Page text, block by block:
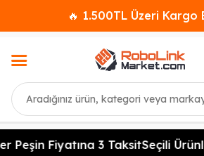
🔥 1.500TL Üzeri Kargo
Ara
Peşin Fiyatına 3 TaksitSeçili